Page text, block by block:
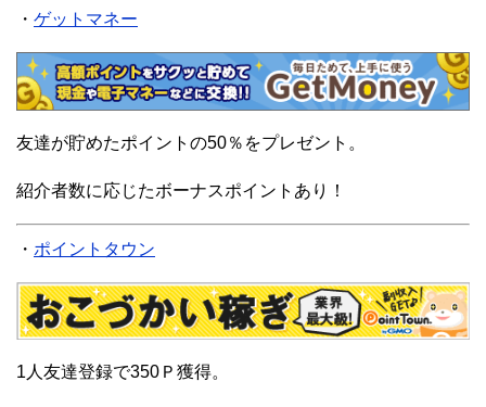
・ ゲットマネー
友達が貯めたポイントの50％をプレゼント。
紹介者数に応じたボーナスポイントあり！
・ ポイントタウン
1人友達登録で350Ｐ獲得。